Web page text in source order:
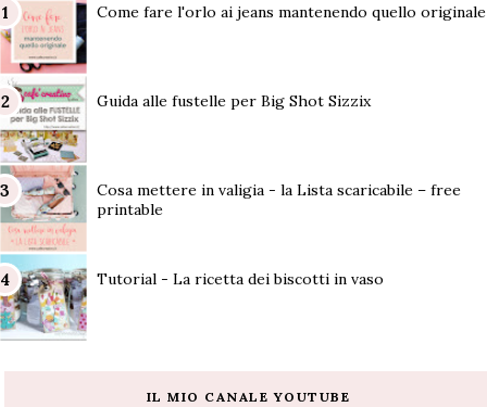
Come fare l'orlo ai jeans mantenendo quello originale
Guida alle fustelle per Big Shot Sizzix
Cosa mettere in valigia - la Lista scaricabile – free
printable
Tutorial - La ricetta dei biscotti in vaso
IL MIO CANALE YOUTUBE